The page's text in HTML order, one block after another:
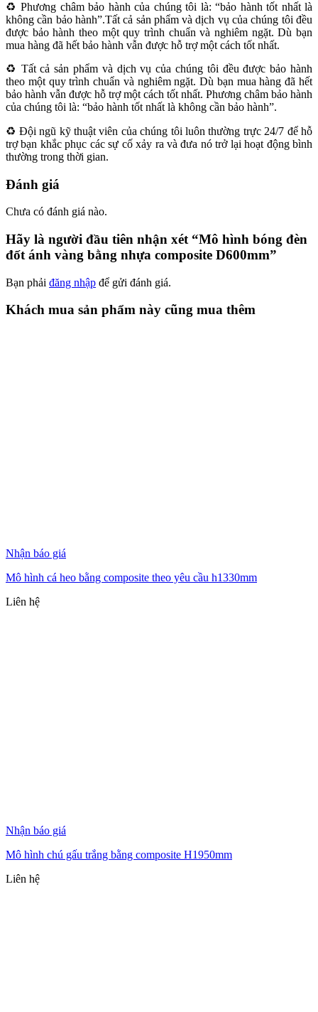
♻️ Phương châm bảo hành của chúng tôi là: “bảo hành tốt nhất là
không cần bảo hành”.Tất cả sản phẩm và dịch vụ của chúng tôi đều
được bảo hành theo một quy trình chuẩn và nghiêm ngặt. Dù bạn
mua hàng đã hết bảo hành vẫn được hỗ trợ một cách tốt nhất.
♻️ Tất cả sản phẩm và dịch vụ của chúng tôi đều được bảo hành
theo một quy trình chuẩn và nghiêm ngặt. Dù bạn mua hàng đã hết
bảo hành vẫn được hỗ trợ một cách tốt nhất. Phương châm bảo hành
của chúng tôi là: “bảo hành tốt nhất là không cần bảo hành”.
♻️ Đội ngũ kỹ thuật viên của chúng tôi luôn thường trực 24/7 để hỗ
trợ bạn khắc phục các sự cố xảy ra và đưa nó trở lại hoạt động bình
thường trong thời gian.
Đánh giá
Chưa có đánh giá nào.
Hãy là người đầu tiên nhận xét “Mô hình bóng đèn
đốt ánh vàng bằng nhựa composite D600mm”
Bạn phải đăng nhập để gửi đánh giá.
Khách mua sản phẩm này cũng mua thêm
Nhận báo giá
Mô hình cá heo bằng composite theo yêu cầu h1330mm
Liên hệ
Nhận báo giá
Mô hình chú gấu trắng bằng composite H1950mm
Liên hệ